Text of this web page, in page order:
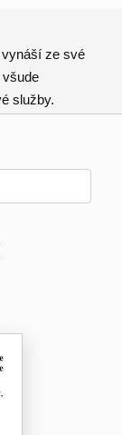
vynáší ze své
služby.